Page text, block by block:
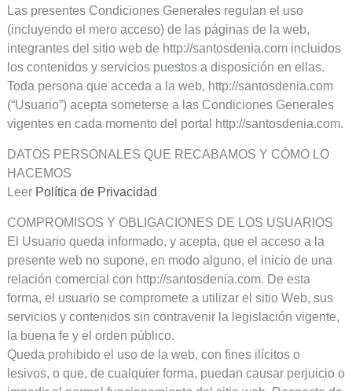
Las presentes Condiciones Generales regulan el uso
(incluyendo el mero acceso) de las páginas de la web,
integrantes del sitio web de http://santosdenia.com incluidos
los contenidos y servicios puestos a disposición en ellas.
Toda persona que acceda a la web, http://santosdenia.com
(“Usuario”) acepta someterse a las Condiciones Generales
vigentes en cada momento del portal http://santosdenia.com.
DATOS PERSONALES QUE RECABAMOS Y CÓMO LO
HACEMOS
Leer Política de Privacidad
COMPROMISOS Y OBLIGACIONES DE LOS USUARIOS
El Usuario queda informado, y acepta, que el acceso a la
presente web no supone, en modo alguno, el inicio de una
relación comercial con http://santosdenia.com. De esta
forma, el usuario se compromete a utilizar el sitio Web, sus
servicios y contenidos sin contravenir la legislación vigente,
la buena fe y el orden público.
Queda prohibido el uso de la web, con fines ilícitos o
lesivos, o que, de cualquier forma, puedan causar perjuicio o